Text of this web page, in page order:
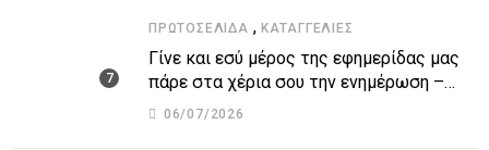
ΠΡΩΤΟΣΈΛΙΔΑ , ΚΑΤΑΓΓΕΛΙΕΣ
Γίνε και εσύ μέρος της εφημερίδας μας
πάρε στα χέρια σου την ενημέρωση –
στείλε το δικό σου άρθρο την δική σου
06/07/2026